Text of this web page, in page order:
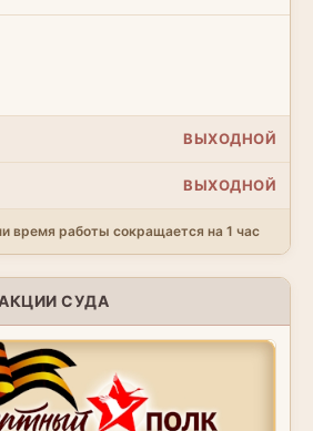
ВЫХОДНОЙ
ВЫХОДНОЙ
время работы сокращается на 1 час
СУДА